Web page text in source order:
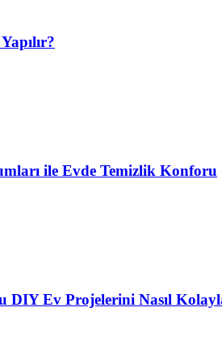
ile Evde Temizlik Konforu
DIY Ev Projelerini Nasıl